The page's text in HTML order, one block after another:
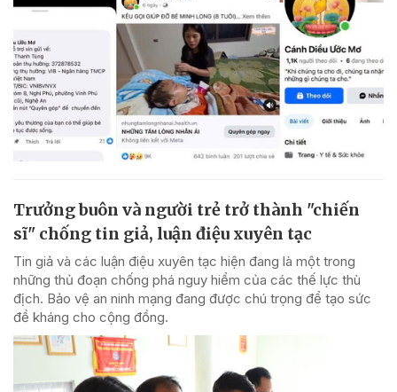
Trưởng buôn và người trẻ trở thành "chiến
sĩ" chống tin giả, luận điệu xuyên tạc
Tin giả và các luận điệu xuyên tạc hiện đang là một trong
những thủ đoạn chống phá nguy hiểm của các thế lực thù
địch. Bảo vệ an ninh mạng đang được chú trọng để tạo sức
đề kháng cho cộng đồng.